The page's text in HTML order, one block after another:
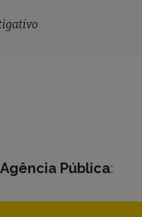
Agência Pública: